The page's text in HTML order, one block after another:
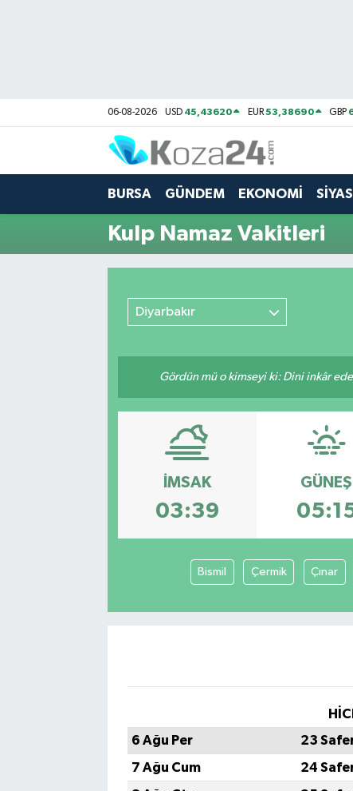
06-08-2026 USD 45,43620 EUR53,38690 GBP
BURSA GÜNDEM EKONOMİ
Kulp Namaz Vakitleri
Diyarbakır
Gördün mü o kimseyi ki: Dini inkâr
İMSAK
03:39
GÜNEŞ
Bismil Çermik Çınar
6 Ağu Per
23
7 Ağu Cum
24
Bursa Namaz Vakitleri
Bursa Trafik Yoğunluk Haritası
Süper Lig Puan Durumu ve Fikstür
Son Dakika Haberleri